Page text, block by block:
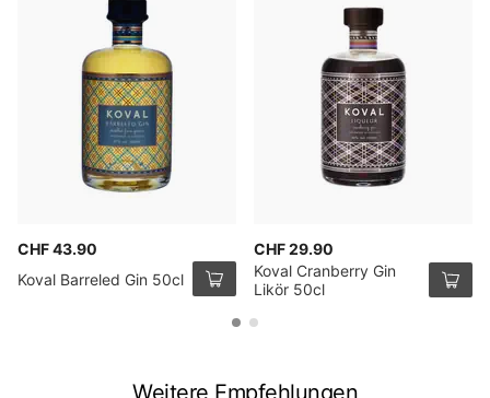
CHF 43.90
Koval Barreled Gin 50cl
CHF 29.90
Koval Cranberry Gin
Likör 50cl
Weitere Empfehlungen